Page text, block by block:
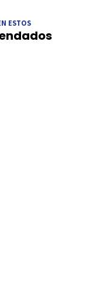
ESTOS